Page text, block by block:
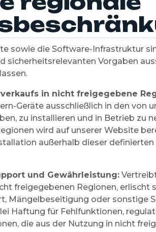
sowie die Software-Infrastruktur
sicherheitsrelevanten Vorgaben
in nicht freigegebene
Geräte ausschließlich in den von
zu installieren und in Betrieb zu
wird auf unserer Website
außerhalb dieser
und Gewährleistung:
freigegebenen Regionen, erlischt
Mängelbeseitigung oder sonstige
Haftung für Fehlfunktionen,
die aus der Nutzung in nicht